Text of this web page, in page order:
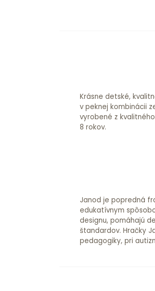
Krásne detské,
v peknej kombinácii
vyrobené z
8 rokov.
Janod je popredná
edukatívnym
designu, pomáhajú
štandardov. Hračky
pedagogiky, pri